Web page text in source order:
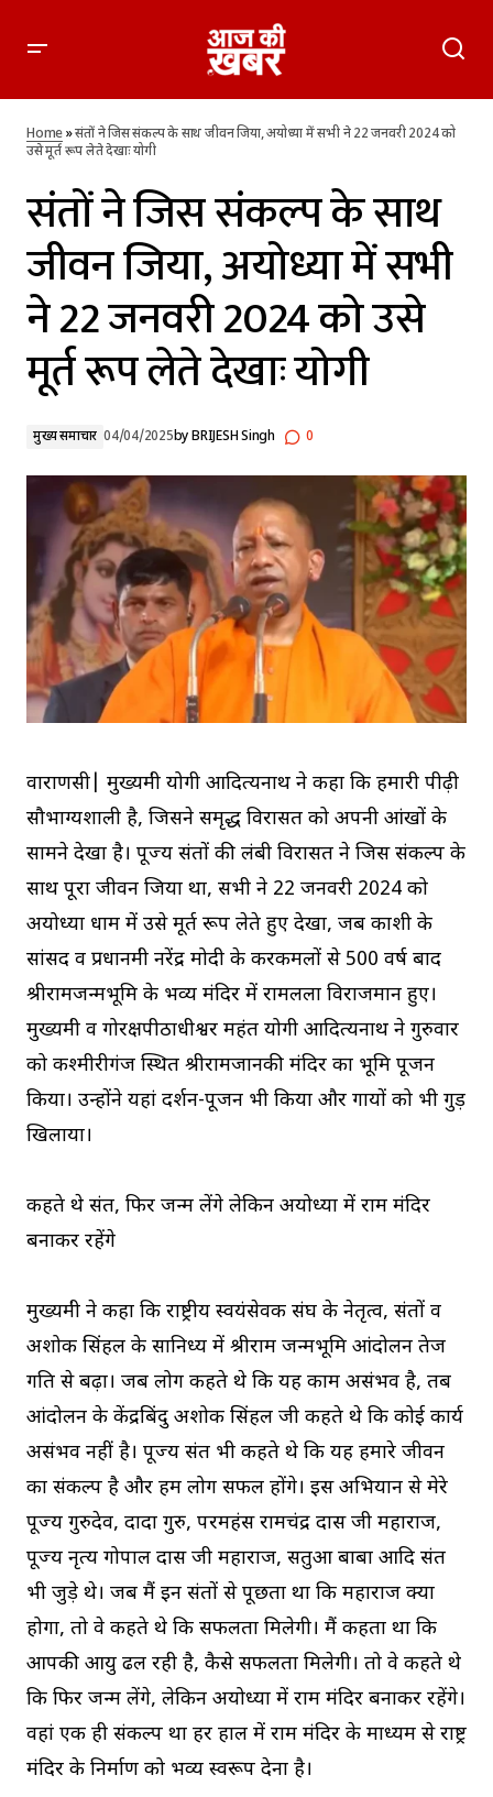
2024 को उसे मूर्त रूप लेते देखाः योगी
Home»संतों ने जिस संकल्प के साथ जीवन जिया, अयोध्या में सभी ने 22 जनवरी 2024 को
उसे मूर्त रूप लेते देखाः योगी
संतों ने जिस संकल्प के साथ
जीवन जिया, अयोध्या में सभी
ने 22 जनवरी 2024 को उसे
मूर्त रूप लेते देखाः योगी
मुख्य समाचार 04/04/2025byBRIJESH Singh 0
वाराणसी| मुख्यमंत्री योगी आदित्यनाथ ने कहा कि हमारी पीढ़ी
सौभाग्यशाली है, जिसने समृद्ध विरासत को अपनी आंखों के
सामने देखा है। पूज्य संतों की लंबी विरासत ने जिस संकल्प के
साथ पूरा जीवन जिया था, सभी ने 22 जनवरी 2024 को
अयोध्या धाम में उसे मूर्त रूप लेते हुए देखा, जब काशी के
सांसद व प्रधानमंत्री नरेंद्र मोदी के करकमलों से 500 वर्ष बाद
श्रीरामजन्मभूमि के भव्य मंदिर में रामलला विराजमान हुए।
मुख्यमंत्री व गोरक्षपीठाधीश्वर महंत योगी आदित्यनाथ ने गुरुवार
को कश्मीरीगंज स्थित श्रीरामजानकी मंदिर का भूमि पूजन
किया। उन्होंने यहां दर्शन-पूजन भी किया और गायों को भी गुड़
खिलाया।
कहते थे संत, फिर जन्म लेंगे लेकिन अयोध्या में राम मंदिर
बनाकर रहेंगे
मुख्यमंत्री ने कहा कि राष्ट्रीय स्वयंसेवक संघ के नेतृत्व, संतों व
अशोक सिंहल के सानिध्य में श्रीराम जन्मभूमि आंदोलन तेज
गति से बढ़ा। जब लोग कहते थे कि यह काम असंभव है, तब
आंदोलन के केंद्रबिंदु अशोक सिंहल जी कहते थे कि कोई कार्य
असंभव नहीं है। पूज्य संत भी कहते थे कि यह हमारे जीवन
का संकल्प है और हम लोग सफल होंगे। इस अभियान से मेरे
पूज्य गुरुदेव, दादा गुरु, परमहंस रामचंद्र दास जी महाराज,
पूज्य नृत्य गोपाल दास जी महाराज, सतुआ बाबा आदि संत
भी जुड़े थे। जब मैं इन संतों से पूछता था कि महाराज क्या
होगा, तो वे कहते थे कि सफलता मिलेगी। मैं कहता था कि
आपकी आयु ढल रही है, कैसे सफलता मिलेगी। तो वे कहते थे
कि फिर जन्म लेंगे, लेकिन अयोध्या में राम मंदिर बनाकर रहेंगे।
वहां एक ही संकल्प था हर हाल में राम मंदिर के माध्यम से राष्ट्र
मंदिर के निर्माण को भव्य स्वरूप देना है।